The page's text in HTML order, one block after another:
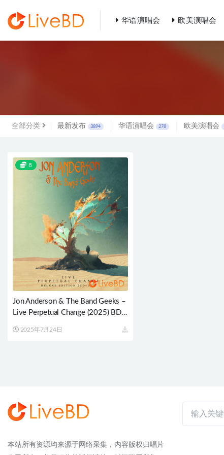
华语演唱会 欧美演唱会
全部分类 最新发布 3894 华语演唱会 278 欧美演唱会
8
Jon Anderson & The Band Geeks –
Live Perpetual Change (2025) BD
2025年7月24日
本站所有资源均来源于网络采集，内容版权归唱片